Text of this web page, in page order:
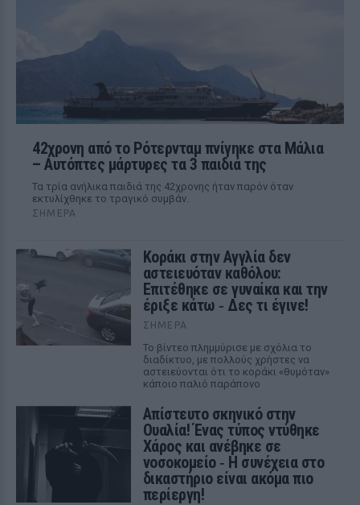
42χρονη από το Ρότερνταμ πνίγηκε στα Μάλια
– Αυτόπτες μάρτυρες τα 3 παιδιά της
Τα τρία ανήλικα παιδιά της 42χρονης ήταν παρόν όταν
εκτυλίχθηκε το τραγικό συμβάν.
ΣΉΜΕΡΑ
Kοράκι στην Αγγλία δεν
αστειευόταν καθόλου:
Επιτέθηκε σε γυναίκα και την
έριξε κάτω ‑ Δες τι έγινε!
ΣΉΜΕΡΑ
Το βίντεο πλημμύρισε με σχόλια το
διαδίκτυο, με πολλούς χρήστες να
αστειεύονται ότι το κοράκι «θυμόταν»
κάποιο παλιό παράπονο
Απίστευτο σκηνικό στην
Ουαλία! Ένας τύπος ντύθηκε
Χάρος και ανέβηκε σε
νοσοκομείο ‑ H συνέχεια στο
δικαστήριο είναι ακόμα πιο
περίεργη!